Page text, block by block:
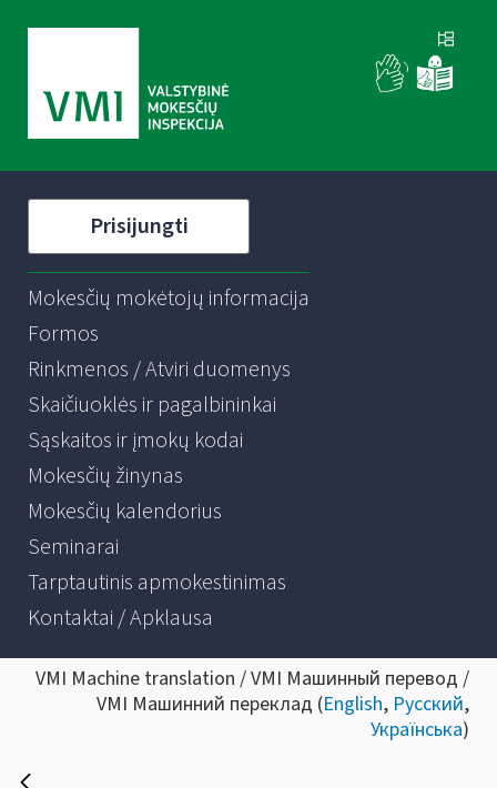
Prisijungti
Mokesčių mokėtojų informacija
Formos
Rinkmenos / Atviri duomenys
Skaičiuoklės ir pagalbininkai
Sąskaitos ir įmokų kodai
Mokesčių žinynas
Mokesčių kalendorius
Seminarai
Tarptautinis apmokestinimas
Kontaktai / Apklausa
VMI Machine translation / VMI Машинный перевод /
VMI Машинний переклад (English, Русский,
Українська)